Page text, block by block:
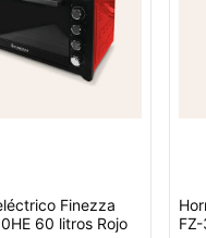
Finezza
60 litros Rojo